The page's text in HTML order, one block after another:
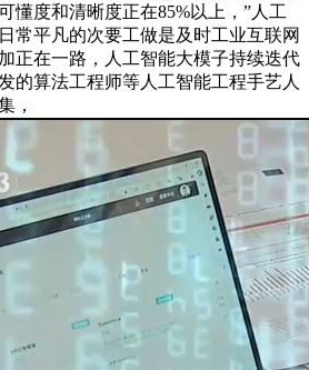
懂度和清晰度正在85%以上，”人工
常平凡的次要工做是及时工业互联网
正在一路，人工智能大模子持续迭代
的算法工程师等人工智能工程手艺人
，